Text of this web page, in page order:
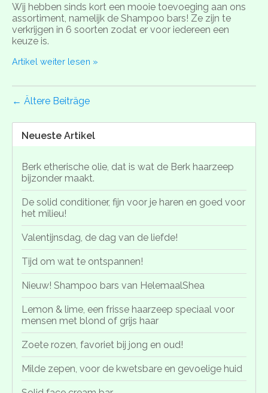
Wij hebben sinds kort een mooie toevoeging aan ons
assortiment, namelijk de Shampoo bars! Ze zijn te
verkrijgen in 6 soorten zodat er voor iedereen een
keuze is.
Artikel weiter lesen »
← Ältere Beiträge
Neueste Artikel
Berk etherische olie, dat is wat de Berk haarzeep
bijzonder maakt.
De solid conditioner, fijn voor je haren en goed voor
het milieu!
Valentijnsdag, de dag van de liefde!
Tijd om wat te ontspannen!
Nieuw! Shampoo bars van HelemaalShea
Lemon & lime, een frisse haarzeep speciaal voor
mensen met blond of grijs haar
Zoete rozen, favoriet bij jong en oud!
Milde zepen, voor de kwetsbare en gevoelige huid